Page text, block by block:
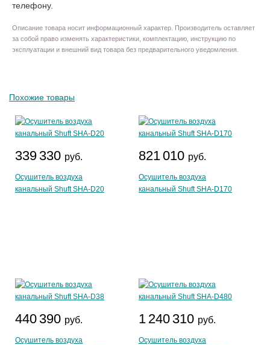
телефону.
Описание товара носит информационный характер. Производитель оставляет
за собой право изменять характеристики, комплектацию, инструкцию по
эксплуатации и внешний вид товара без предварительного уведомления.
Похожие товары
339 330 руб.
Осушитель воздуха
канальный Shuft SHA-D20
821 010 руб.
Осушитель воздуха
канальный Shuft SHA-D170
440 390 руб.
Осушитель воздуха
1 240 310 руб.
Осушитель воздуха